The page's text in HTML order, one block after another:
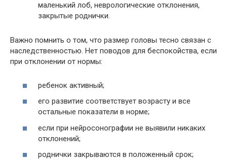
маленький лоб, неврологические отклонения,
закрытые роднички.
Важно помнить о том, что размер головы тесно связан с
наследственностью. Нет поводов для беспокойства, если
при отклонении от нормы:
ребенок активный;
его развитие соответствует возрасту и все
остальные показатели в норме;
если при нейросонографии не выявили никаких
отклонений;
роднички закрываются в положенный срок;